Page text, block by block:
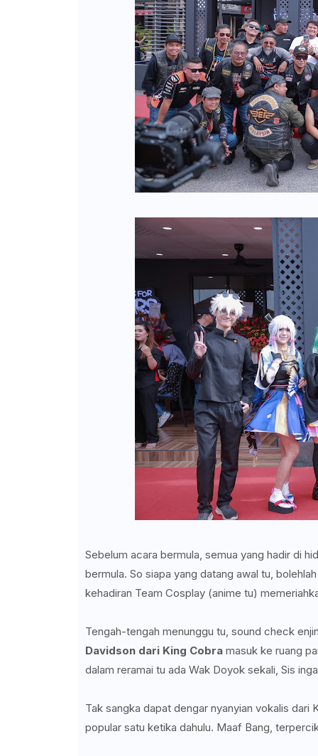
Sebelum acara bermula, semua yang hadir di
bermula. So siapa yang datang awal tu,
kehadiran Team Cosplay (anime tu)
Tengah-tengah menunggu tu, sound check
Davidson dari King Cobramasuk ke ruang
dalam reramai tu ada Wak Doyok sekali, Sis
Tak sangka dapat dengar nyanyian vokalis dari
popular satu ketika dahulu. Maaf Bang,